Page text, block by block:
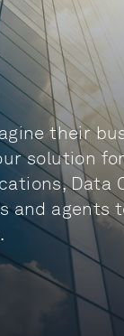
their
solution
Data
and agents